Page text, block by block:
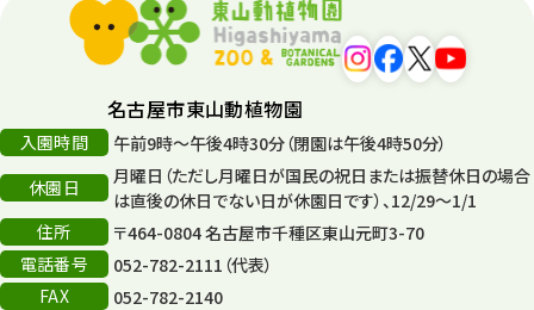
名古屋市東山動植物園
入園時間
午前9時～午後4時30分（閉園は午後4時50分）
休園日
月曜日（ただし月曜日が国民の祝日または振替休日の場合
は直後の休日でない日が休園日です）、12/29～1/1
住所
〒464-0804 名古屋市千種区東山元町3-70
電話番号
052-782-2111（代表）
FAX
052-782-2140